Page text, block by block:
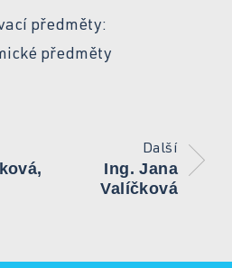
logistik
motorových vozidel
předměty:
předměty
Další
Ing. Jana
Valíčková